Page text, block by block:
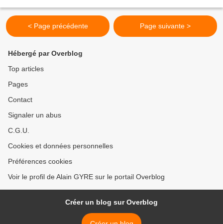
< Page précédente Page suivante >
Hébergé par Overblog
Top articles
Pages
Contact
Signaler un abus
C.G.U.
Cookies et données personnelles
Préférences cookies
Voir le profil de Alain GYRE sur le portail Overblog
Créer un blog sur Overblog